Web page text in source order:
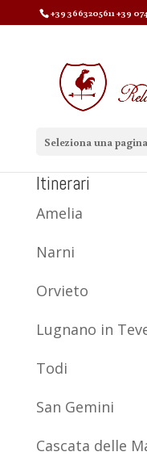
+39 3663205611 +39
Seleziona una pagina
Itinerari
Amelia
Narni
Orvieto
Lugnano in
Todi
San Gemini
Cascata delle